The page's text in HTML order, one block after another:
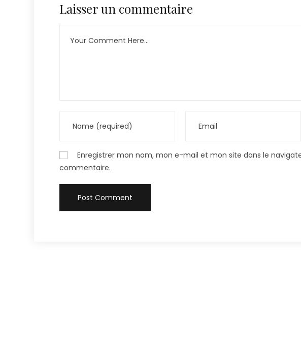
Laisser un commentaire
Enregistrer mon nom, mon e-mail et mon site dans le
commentaire.